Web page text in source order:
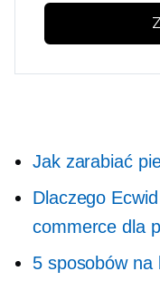
Jak zarabiać
Dlaczego
commerce dla
5 sposobów na